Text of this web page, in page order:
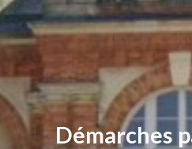
Démarches